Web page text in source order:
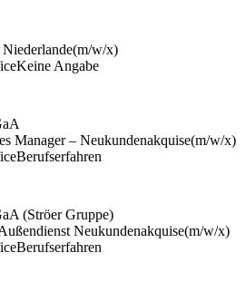
(m/w/x)
Keine Angabe
Manager – Neukundenakquise(m/w/x)
Berufserfahren
(Ströer Gruppe)
Neukundenakquise(m/w/x)
Berufserfahren